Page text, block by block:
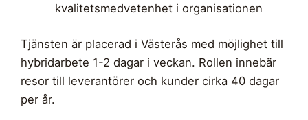
kvalitetsmedvetenhet i organisationen
Tjänsten är placerad i Västerås med möjlighet till
hybridarbete 1-2 dagar i veckan. Rollen innebär
resor till leverantörer och kunder cirka 40 dagar
per år.